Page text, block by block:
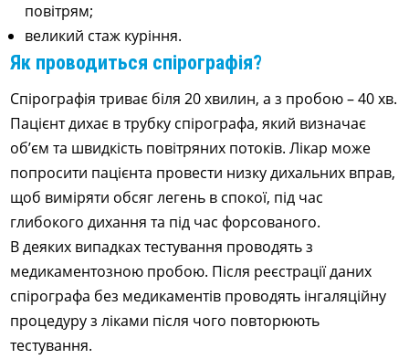
повітрям;
великий стаж куріння.
Як проводиться спірографія?
Спірографія триває біля 20 хвилин, а з пробою – 40 хв.
Пацієнт дихає в трубку спірографа, який визначає
об’єм та швидкість повітряних потоків. Лікар може
попросити пацієнта провести низку дихальних вправ,
щоб виміряти обсяг легень в спокої, під час
глибокого дихання та під час форсованого.
В деяких випадках тестування проводять з
медикаментозною пробою. Після реєстрації даних
спірографа без медикаментів проводять інгаляційну
процедуру з ліками після чого повторюють
тестування.